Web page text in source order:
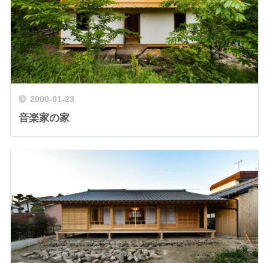
2000-01-23
音楽家の家